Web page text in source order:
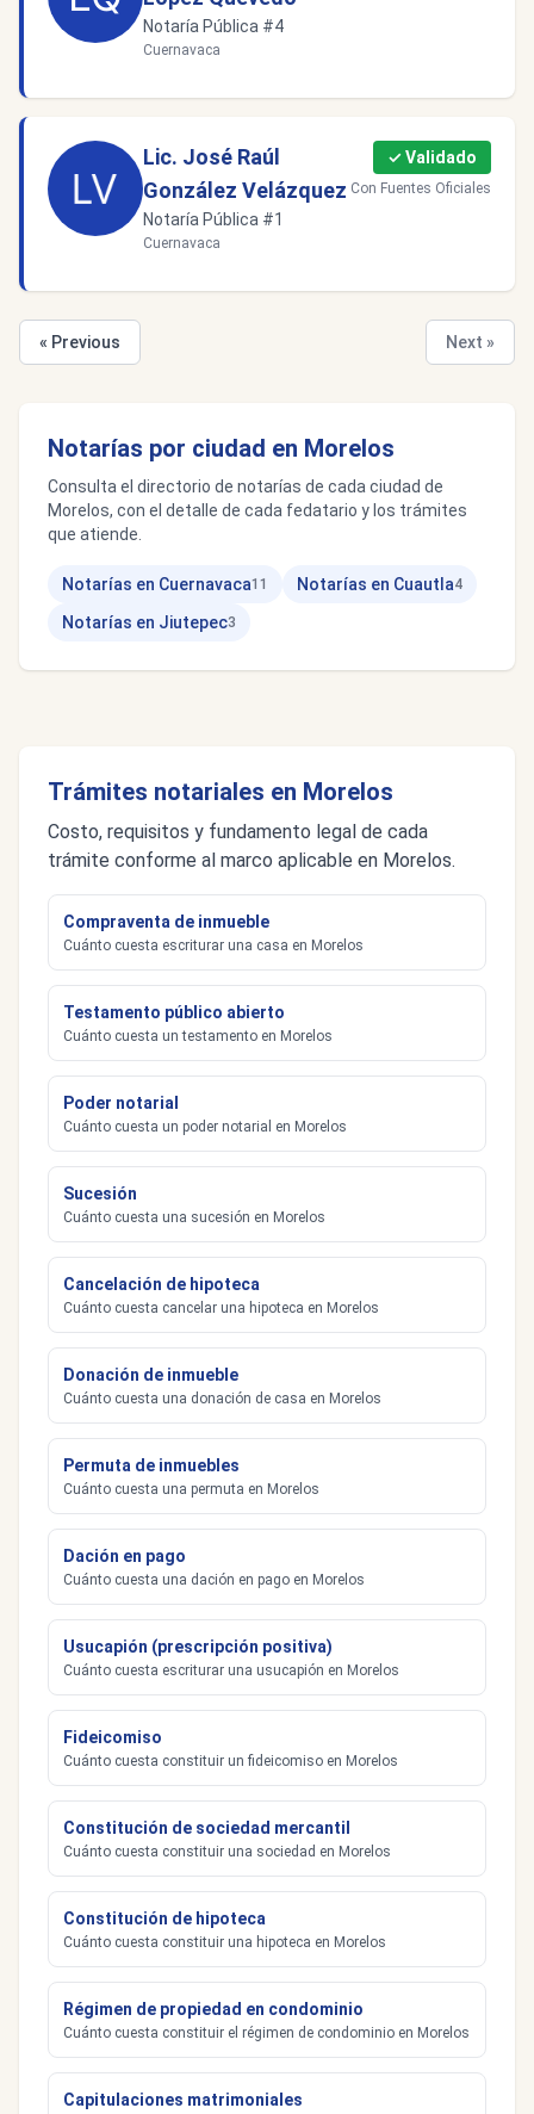
Notaría Pública #4
Cuernavaca
Lic. José Raúl
González Velázquez
Notaría Pública #1
Cuernavaca
✓ Validado
Con Fuentes Oficiales
« Previous Next »
Notarías por ciudad en Morelos
Consulta el directorio de notarías de cada ciudad de
Morelos, con el detalle de cada fedatario y los trámites
que atiende.
Notarías en Cuernavaca11 Notarías en Cuautla4
Notarías en Jiutepec3
Trámites notariales en Morelos
Costo, requisitos y fundamento legal de cada
trámite conforme al marco aplicable en Morelos.
Compraventa de inmueble
Cuánto cuesta escriturar una casa en Morelos
Testamento público abierto
Cuánto cuesta un testamento en Morelos
Poder notarial
Cuánto cuesta un poder notarial en Morelos
Sucesión
Cuánto cuesta una sucesión en Morelos
Cancelación de hipoteca
Cuánto cuesta cancelar una hipoteca en Morelos
Donación de inmueble
Cuánto cuesta una donación de casa en Morelos
Permuta de inmuebles
Cuánto cuesta una permuta en Morelos
Dación en pago
Cuánto cuesta una dación en pago en Morelos
Usucapión (prescripción positiva)
Cuánto cuesta escriturar una usucapión en Morelos
Fideicomiso
Cuánto cuesta constituir un fideicomiso en Morelos
Constitución de sociedad mercantil
Cuánto cuesta constituir una sociedad en Morelos
Constitución de hipoteca
Cuánto cuesta constituir una hipoteca en Morelos
Régimen de propiedad en condominio
Cuánto cuesta constituir el régimen de condominio en Morelos
Capitulaciones matrimoniales